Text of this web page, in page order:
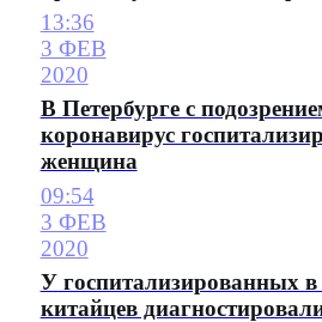
13:36
3 ФЕВ
2020
В Петербурге с
коронавирус
женщина
09:54
3 ФЕВ
2020
У госпитализированных
китайцев